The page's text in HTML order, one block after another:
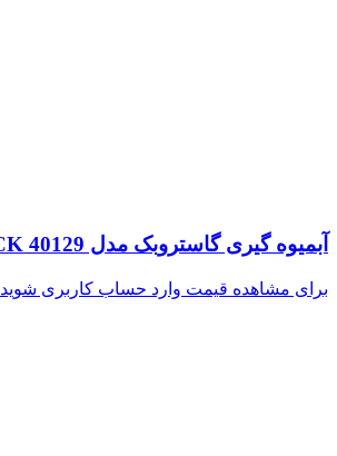
آبمیوه گیری گاستروبک مدل GASTROBACK 40129
برای مشاهده قیمت وارد حساب کاربری شوید